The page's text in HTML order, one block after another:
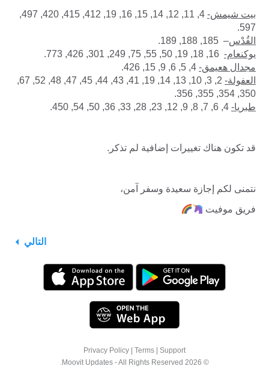
بيت شيمش-
4, 11, 12, 14, 15, 16, 19, 412, 415, 420, 497,
597.
القُدْس– 185, 188, 189.
يوكنعام-
مجدال هعيمق-
العفولة-
2, 3, 10, 13, 14, 19, 41, 43, 44, 45, 47, 48, 52, 67,
350, 354, 355, 356.
طبريا-
قد تكون هناك تغييرات إضافية لم تذكر.
نتمنى لكم إجازة سعيدة وسفر آمن،
فريق موفيت
التالي
Privacy Policy Terms
Support
© 2026 Moovit Updates - All Rights Reserved.